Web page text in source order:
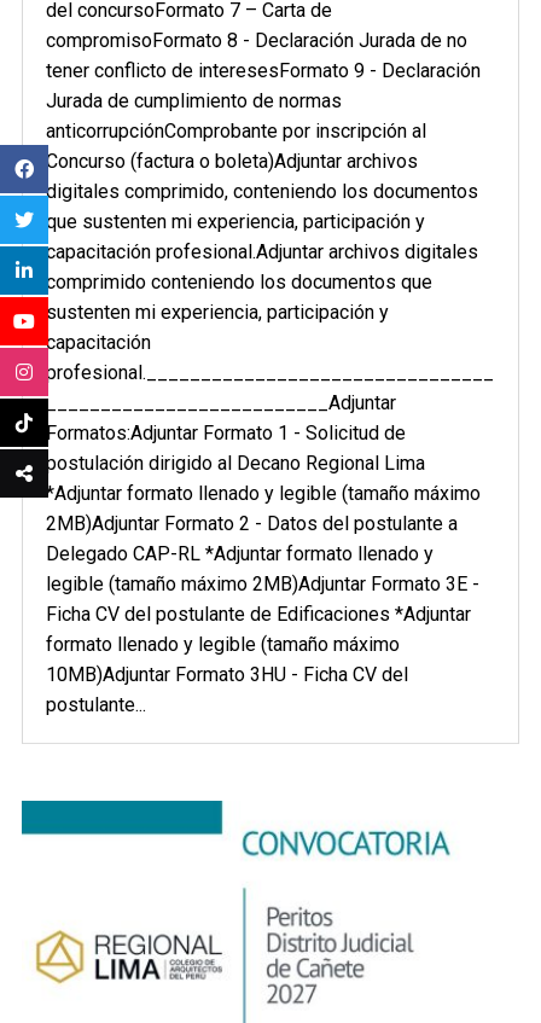
del concursoFormato 7 – Carta de
compromisoFormato 8 - Declaración Jurada de no
tener conflicto de interesesFormato 9 - Declaración
Jurada de cumplimiento de normas
anticorrupciónComprobante por inscripción al
Concurso (factura o boleta)Adjuntar archivos
digitales comprimido, conteniendo los documentos
que sustenten mi experiencia, participación y
capacitación profesional.Adjuntar archivos digitales
comprimido conteniendo los documentos que
sustenten mi experiencia, participación y
capacitación
profesional.________________________________
__________________________Adjuntar
Formatos:Adjuntar Formato 1 - Solicitud de
postulación dirigido al Decano Regional Lima
*Adjuntar formato llenado y legible (tamaño máximo
2MB)Adjuntar Formato 2 - Datos del postulante a
Delegado CAP-RL *Adjuntar formato llenado y
legible (tamaño máximo 2MB)Adjuntar Formato 3E -
Ficha CV del postulante de Edificaciones *Adjuntar
formato llenado y legible (tamaño máximo
10MB)Adjuntar Formato 3HU - Ficha CV del
postulante...